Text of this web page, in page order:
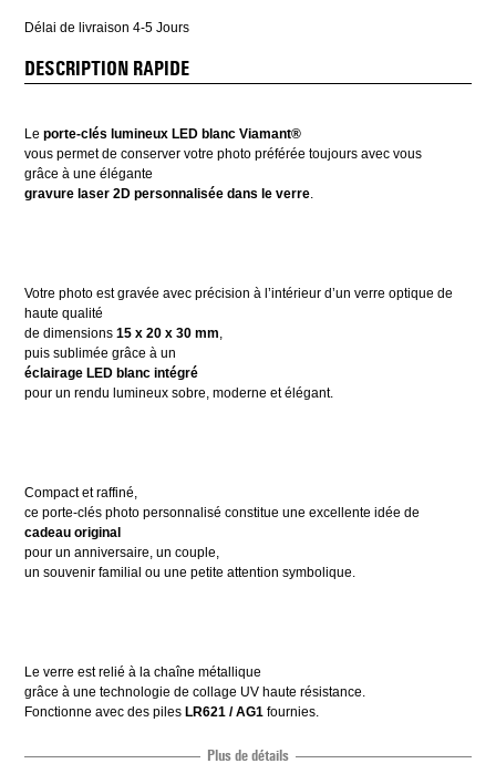
Délai de livraison 4-5 Jours
DESCRIPTION RAPIDE
Leporte-clés lumineux LED blanc Viamant®
vous permet de conserver votre photo préférée toujours avec vous
grâce à une élégante
gravure laser 2D personnalisée dans le verre.
Votre photo est gravée avec précision à l’intérieur d’un verre optique de
haute qualité
de dimensions15 x 20 x 30 mm,
puis sublimée grâce à un
éclairage LED blanc intégré
pour un rendu lumineux sobre, moderne et élégant.
Compact et raffiné,
ce porte-clés photo personnalisé constitue une excellente idée de
cadeau original
pour un anniversaire, un couple,
un souvenir familial ou une petite attention symbolique.
Le verre est relié à la chaîne métallique
grâce à une technologie de collage UV haute résistance.
Fonctionne avec des piles LR621 / AG1 fournies.
Plus de détails